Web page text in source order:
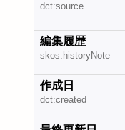
dct:source
編集履歴
skos:historyNote
作成日
dct:created